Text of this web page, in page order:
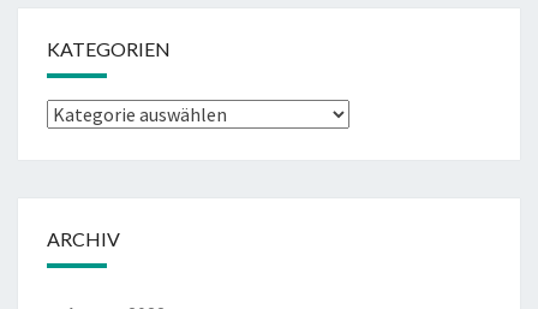
KATEGORIEN
Kategorien
ARCHIV